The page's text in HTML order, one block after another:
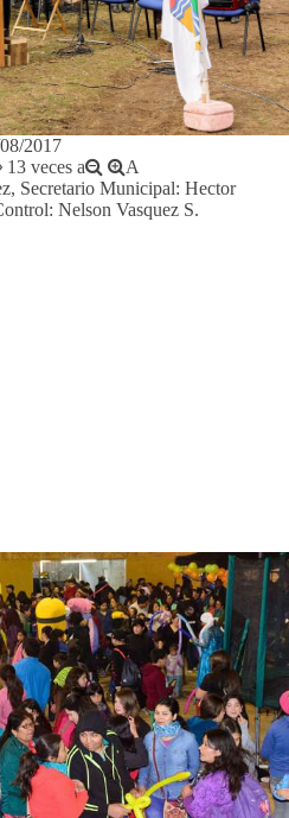
2017
13 veces a
A
Secretario Municipal: Hector
Nelson Vasquez S.